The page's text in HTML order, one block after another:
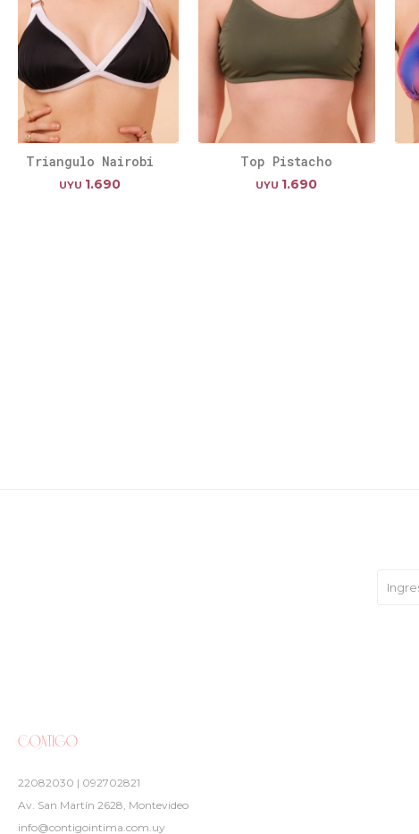
Triangulo Nairobi
UYU 1.690
Top Pistacho
UYU 1.690
22082030 | 092702821
Av. San Martín 2628, Montevideo
info@contigointima.com.uy